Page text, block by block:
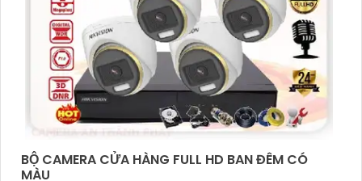
BỘ CAMERA CỬA HÀNG FULL HD BAN ĐÊM CÓ
MÀU